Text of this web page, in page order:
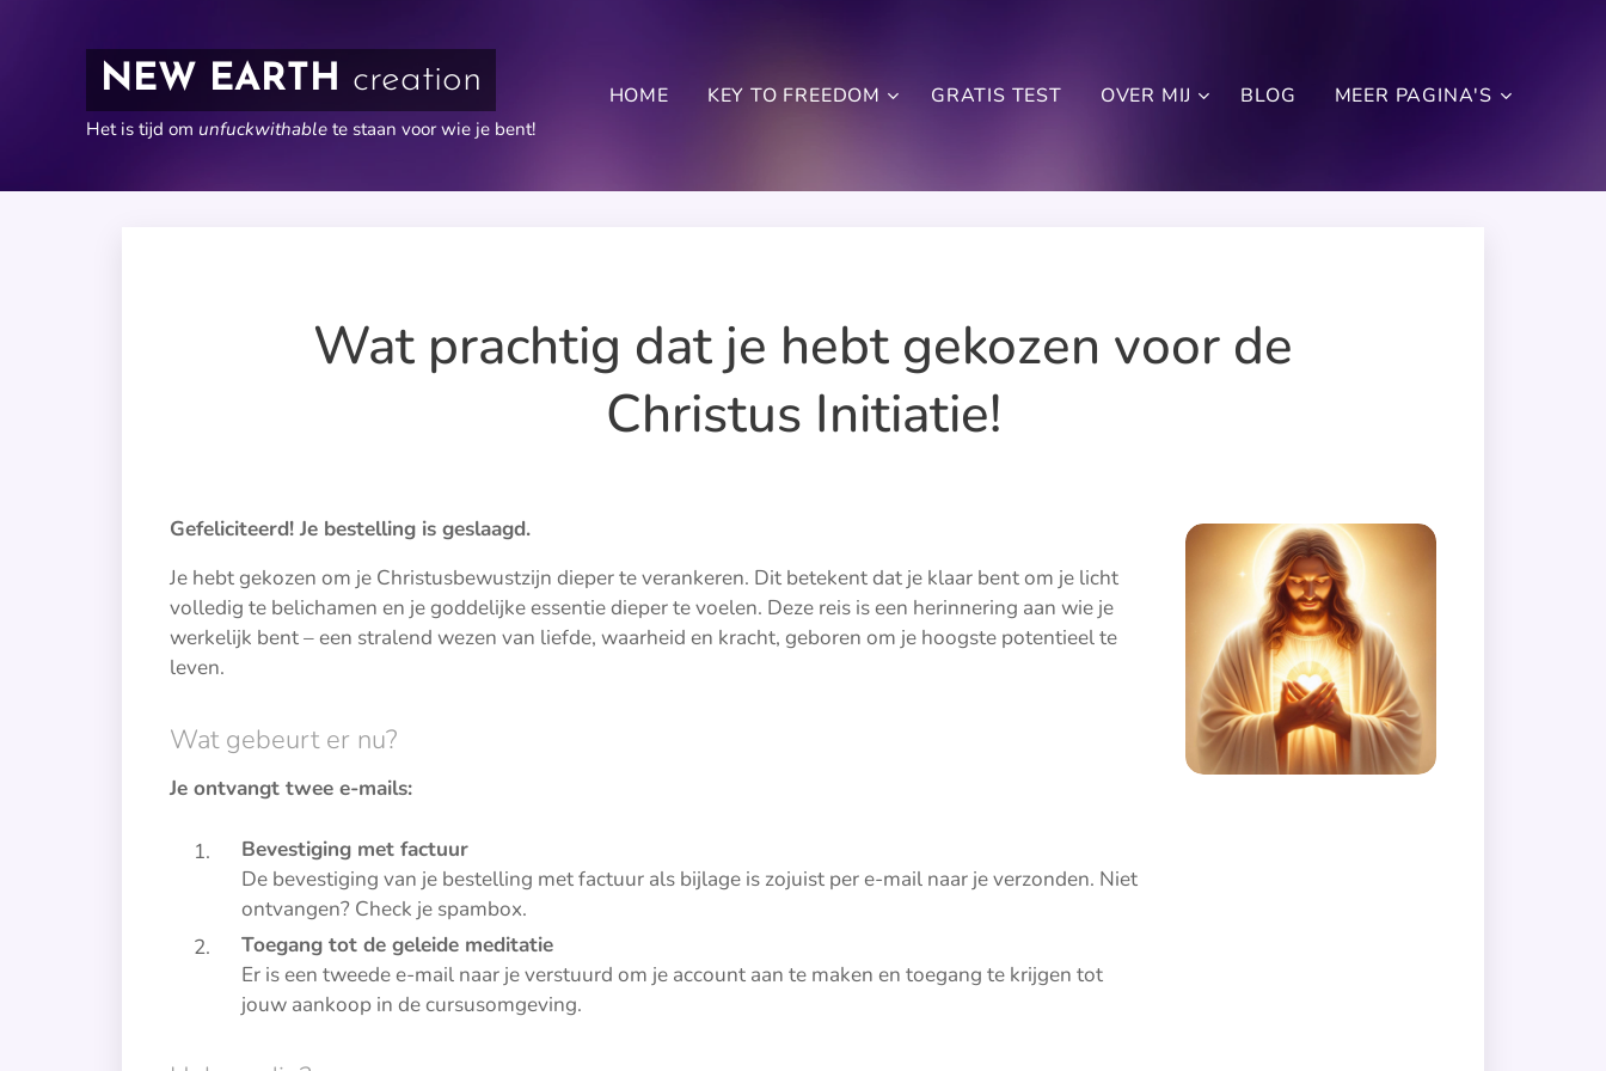
NEW EARTH creation
Het is tijd om unfuckwithable te staan voor wie je bent!
HOME KEY TO FREEDOM GRATIS TEST OVER MIJ BLOG MEER PAGINA'S
Wat prachtig dat je hebt gekozen voor de
Christus Initiatie!
Gefeliciteerd! Je bestelling is geslaagd.
Je hebt gekozen om je Christusbewustzijn dieper te verankeren. Dit betekent dat je klaar bent om je licht
volledig te belichamen en je goddelijke essentie dieper te voelen. Deze reis is een herinnering aan wie je
werkelijk bent – een stralend wezen van liefde, waarheid en kracht, geboren om je hoogste potentieel te
leven.
Wat gebeurt er nu?
Je ontvangt twee e-mails:
Bevestiging met factuur
De bevestiging van je bestelling met factuur als bijlage is zojuist per e-mail naar je verzonden. Niet
ontvangen? Check je spambox.
Toegang tot de geleide meditatie
Er is een tweede e-mail naar je verstuurd om je account aan te maken en toegang te krijgen tot
jouw aankoop in de cursusomgeving.